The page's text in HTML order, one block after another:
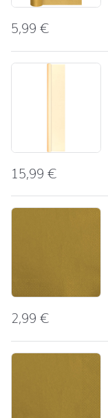
5,99€
15,99€
2,99€